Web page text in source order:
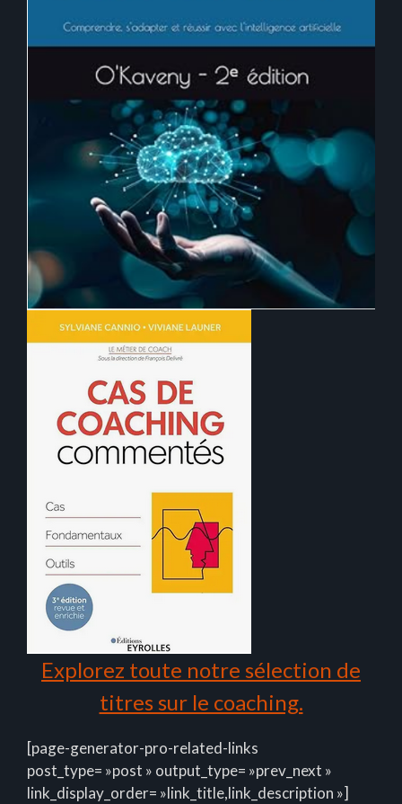
Explorez toute notre sélection de
titres sur le coaching.
[page-generator-pro-related-links
post_type= »post » output_type= »prev_next »
link_display_order= »link_title,link_description »]